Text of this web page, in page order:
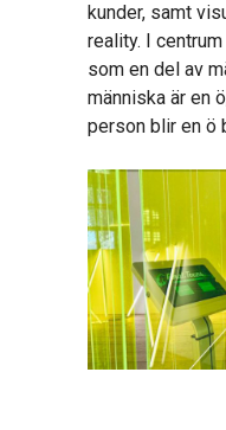
kunder, samt
reality. I
som en del av
människa är en
person blir en ö